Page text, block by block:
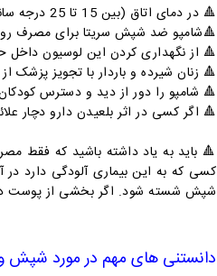
🔺 در دمای اتاق (بین 15 تا 25 درجه سانتی گراد) و به دور از نور خورشید و رطوبت نگهداری شود.
🔺شامپو ضد شپش سریتا برای مصرف
🔺 از نگهداری کردن این لوسیون
🔺 زنان شیرده و باردار با تجویز پزشک
🔺 شامپو را دور از دید و دسترس
🔺 اگر کسی در اثر بلعیدن دارو دچار
🔺 باید به یاد داشته باشید که فقط
کسی که به این بیماری آلودگی دارد
شپش شسته شود. اگر بخشی از پوست
دانستنی های مهم در مورد